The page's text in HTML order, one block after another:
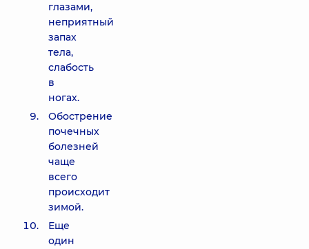
глазами,
неприятный
запах
тела,
слабость
в
ногах.
Обострение
почечных
болезней
чаще
всего
происходит
зимой.
Еще
один